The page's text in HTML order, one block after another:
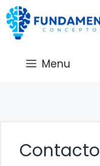
Saltar
al
contenido
Menu
Contacto